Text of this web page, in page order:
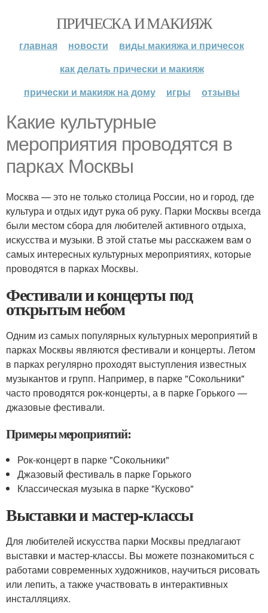
ПРИЧЕСКА И МАКИЯЖ
главная новости
виды макияжа и причесок
как делать прически и макияж
прически и макияж на дому
игры отзывы
Какие культурные
мероприятия проводятся в
парках Москвы
Москва — это не только столица России, но и город, где
культура и отдых идут рука об руку. Парки Москвы всегда
были местом сбора для любителей активного отдыха,
искусства и музыки. В этой статье мы расскажем вам о
самых интересных культурных мероприятиях, которые
проводятся в парках Москвы.
Фестивали и концерты под
открытым небом
Одним из самых популярных культурных мероприятий в
парках Москвы являются фестивали и концерты. Летом
в парках регулярно проходят выступления известных
музыкантов и групп. Например, в парке "Сокольники"
часто проводятся рок-концерты, а в парке Горького —
джазовые фестивали.
Примеры мероприятий:
Рок-концерт в парке "Сокольники"
Джазовый фестиваль в парке Горького
Классическая музыка в парке "Кусково"
Выставки и мастер-классы
Для любителей искусства парки Москвы предлагают
выставки и мастер-классы. Вы можете познакомиться с
работами современных художников, научиться рисовать
или лепить, а также участвовать в интерактивных
инсталляциях.